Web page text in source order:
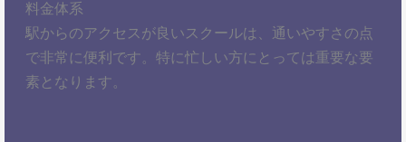
料金体系
駅からのアクセスが良いスクールは、通いやすさの点
で非常に便利です。特に忙しい方にとっては重要な要
素となります。